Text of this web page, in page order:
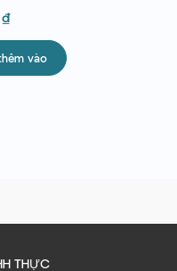
vào